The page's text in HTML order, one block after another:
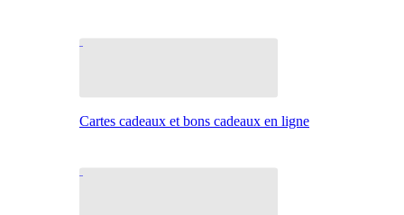
Cartes cadeaux et bons cadeaux en ligne